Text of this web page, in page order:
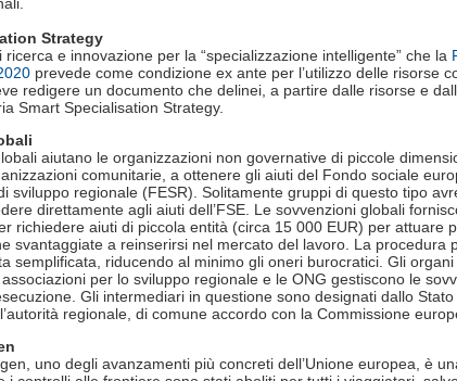
Strategy
e innovazione per la “specializzazione intelligente” che la
prevede come condizione ex ante per l’utilizzo delle risorse
redigere un documento che delinei, a partire dalle risorse e
Smart Specialisation Strategy.
aiutano le organizzazioni non governative di piccole
comunitarie, a ottenere gli aiuti del Fondo sociale
sviluppo regionale (FESR). Solitamente gruppi di questo tipo
direttamente agli aiuti dell’FSE. Le sovvenzioni globali
richiedere aiuti di piccola entità (circa 15 000 EUR) per attuare
svantaggiate a reinserirsi nel mercato del lavoro. La procedura
semplificata, riducendo al minimo gli oneri burocratici. Gli
per lo sviluppo regionale e le ONG gestiscono le
Gli intermediari in questione sono designati dallo
regionale, di comune accordo con la Commissione
uno degli avanzamenti più concreti dell’Unione europea, è